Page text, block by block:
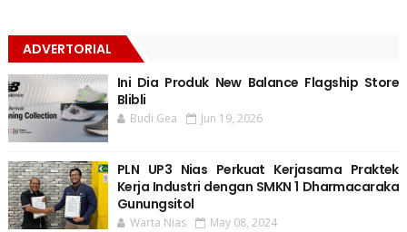
ADVERTORIAL
Ini Dia Produk New Balance Flagship Store
Blibli
Budi Gea Jun 19, 2026
PLN UP3 Nias Perkuat Kerjasama Praktek
Kerja Industri dengan SMKN 1 Dharmacaraka
Gunungsitol
Warta Nias May 08, 2024